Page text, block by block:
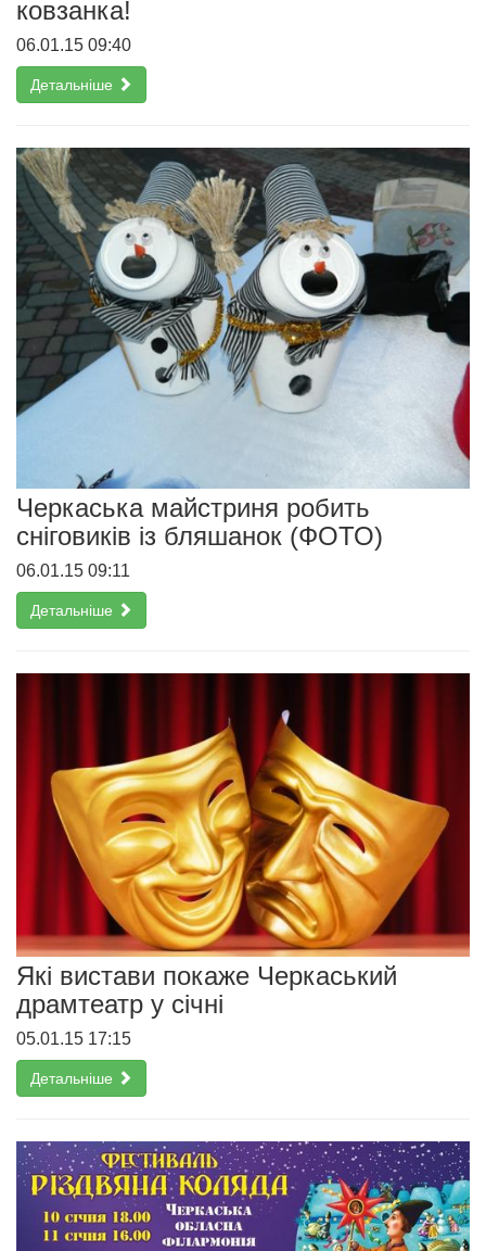
ковзанка!
06.01.15 09:40
Детальніше
Черкаська майстриня робить
сніговиків із бляшанок (ФОТО)
06.01.15 09:11
Детальніше
Які вистави покаже Черкаський
драмтеатр у січні
05.01.15 17:15
Детальніше